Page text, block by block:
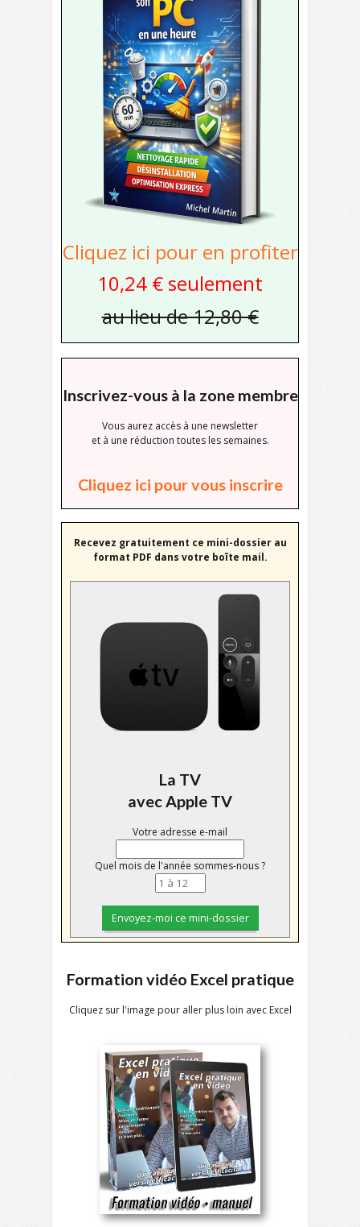
Cliquez ici pour en profiter
10,24 € seulement
au lieu de 12,80 €
Inscrivez-vous à la zone membre
Vous aurez accès à une newsletter
et à une réduction toutes les semaines.
Cliquez ici pour vous inscrire
Recevez gratuitement ce mini-dossier au
format PDF dans votre boîte mail.
La TV
avec Apple TV
Votre adresse e-mail
Quel mois de l'année sommes-nous ?
Formation vidéo Excel pratique
Cliquez sur l'image pour aller plus loin avec Excel